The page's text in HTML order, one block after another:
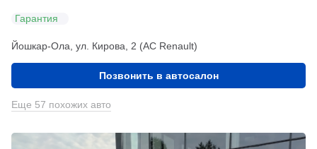
Гарантия
Йошкар-Ола, ул. Кирова, 2 (АС Renault)
Позвонить в автосалон
Еще 57 похожих авто